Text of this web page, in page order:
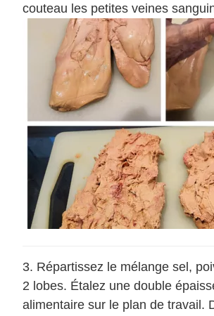
couteau les petites veines
Répartissez le mélange sel,
2 lobes. Étalez une double
alimentaire sur le plan de travail.